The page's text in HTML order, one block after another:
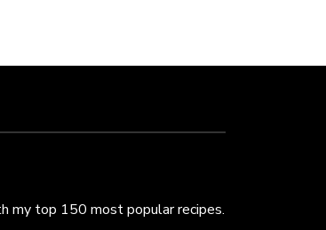
my top 150 most popular recipes.